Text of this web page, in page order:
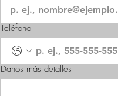
Teléfono
Danos más detalles